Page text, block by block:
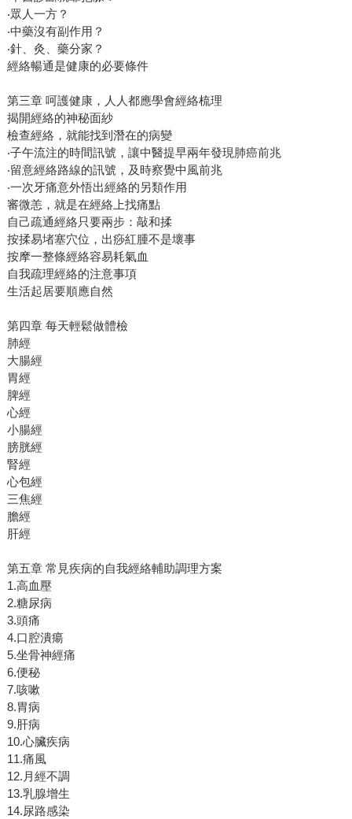
‧眾人一方？
‧中藥沒有副作用？
‧針、灸、藥分家？
經絡暢通是健康的必要條件
第三章 呵護健康，人人都應學會經絡梳理
揭開經絡的神秘面紗
檢查經絡，就能找到潛在的病變
‧子午流注的時間訊號，讓中醫提早兩年發現肺癌前兆
‧留意經絡路線的訊號，及時察覺中風前兆
‧一次牙痛意外悟出經絡的另類作用
審微恙，就是在經絡上找痛點
自己疏通經絡只要兩步：敲和揉
按揉易堵塞穴位，出痧紅腫不是壞事
按摩一整條經絡容易耗氣血
自我疏理經絡的注意事項
生活起居要順應自然
第四章 每天輕鬆做體檢
肺經
大腸經
胃經
脾經
心經
小腸經
膀胱經
腎經
心包經
三焦經
膽經
肝經
第五章 常見疾病的自我經絡輔助調理方案
1.高血壓
2.糖尿病
3.頭痛
4.口腔潰瘍
5.坐骨神經痛
6.便秘
7.咳嗽
8.胃病
9.肝病
10.心臟疾病
11.痛風
12.月經不調
13.乳腺增生
14.尿路感染